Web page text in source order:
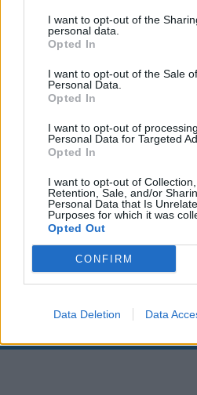
I want to opt-out of the
personal data.
Opted In
I want to opt-out of the Sale
Personal Data.
Opted In
I want to opt-out of
Personal Data for Targeted
Opted In
I want to opt-out of Collection,
Retention, Sale, and/or
Personal Data that Is
Purposes for which it was
Opted Out
CONFIRM
Data Deletion Data
00:00
Leonardo Maria Del
in ospedale. Le